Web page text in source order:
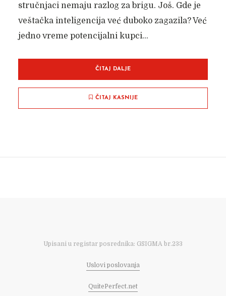
stručnjaci nemaju razlog za brigu. Još. Gde je
veštačka inteligencija već duboko zagazila? Već
jedno vreme potencijalni kupci...
ČITAJ DALJE
ČITAJ KASNIJE
Upisani u registar posrednika: GSIGMA br.233
Uslovi poslovanja
QuitePerfect.net